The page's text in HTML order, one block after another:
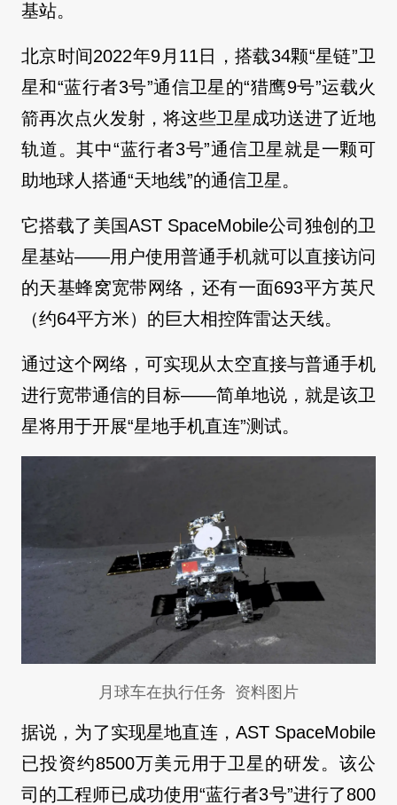
基站。
北京时间2022年9月11日，搭载34颗“星链”卫
星和“蓝行者3号”通信卫星的“猎鹰9号”运载火
箭再次点火发射，将这些卫星成功送进了近地
轨道。其中“蓝行者3号”通信卫星就是一颗可
助地球人搭通“天地线”的通信卫星。
它搭载了美国AST SpaceMobile公司独创的卫
星基站——用户使用普通手机就可以直接访问
的天基蜂窝宽带网络，还有一面693平方英尺
（约64平方米）的巨大相控阵雷达天线。
通过这个网络，可实现从太空直接与普通手机
进行宽带通信的目标——简单地说，就是该卫
星将用于开展“星地手机直连”测试。
月球车在执行任务 资料图片
据说，为了实现星地直连，AST SpaceMobile
已投资约8500万美元用于卫星的研发。该公
司的工程师已成功使用“蓝行者3号”进行了800